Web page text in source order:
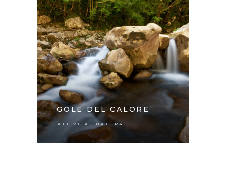
GOLE DEL CALORE
ATTIVITÀ NATURA